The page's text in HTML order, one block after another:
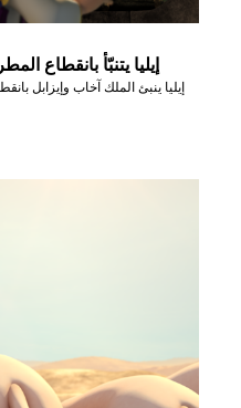
إيليا يتنبّأ بانقطاع المطر